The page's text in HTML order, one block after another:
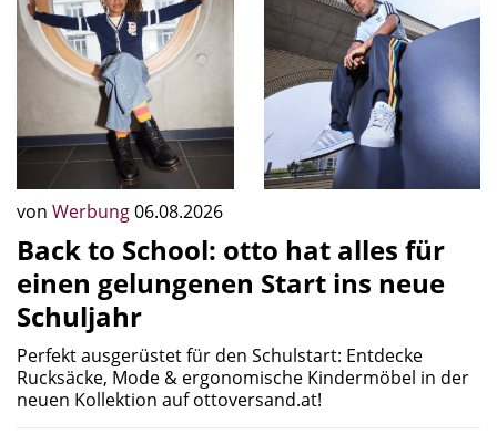
von Werbung06.08.2026
Back to School: otto hat alles für
einen gelungenen Start ins neue
Schuljahr
Perfekt ausgerüstet für den Schulstart: Entdecke
Rucksäcke, Mode & ergonomische Kindermöbel in der
neuen Kollektion auf ottoversand.at!